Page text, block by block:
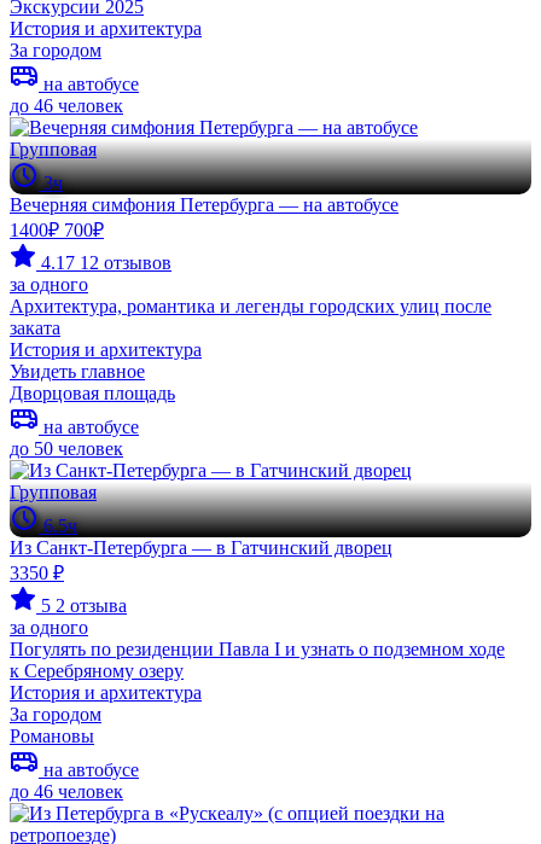
Экскурсии 2025
История и архитектура
За городом
на автобусе
до 46 человек
Групповая
3ч
Вечерняя симфония Петербурга — на автобусе
1400₽ 700₽
4.17 12 отзывов
за одного
Архитектура, романтика и легенды городских улиц после
заката
История и архитектура
Увидеть главное
Дворцовая площадь
на автобусе
до 50 человек
Групповая
6.5ч
Из Санкт-Петербурга — в Гатчинский дворец
3350 ₽
5 2 отзыва
за одного
Погулять по резиденции Павла I и узнать о подземном ходе
к Серебряному озеру
История и архитектура
За городом
Романовы
на автобусе
до 46 человек